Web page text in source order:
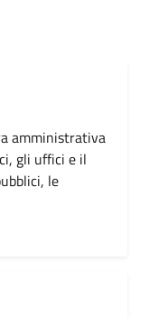
amministrativa
gli uffici e il
le